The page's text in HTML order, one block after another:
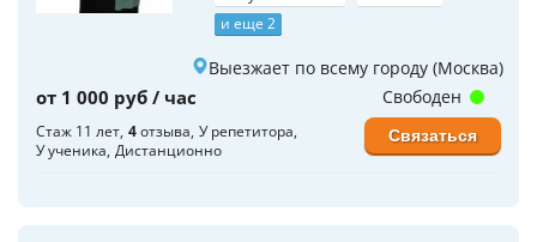
и еще 2
Выезжает по всему городу (Москва)
от 1 000 руб / час
Стаж 11 лет 4отзыва У репетитора
У ученика Дистанционно
Свободен
Связаться